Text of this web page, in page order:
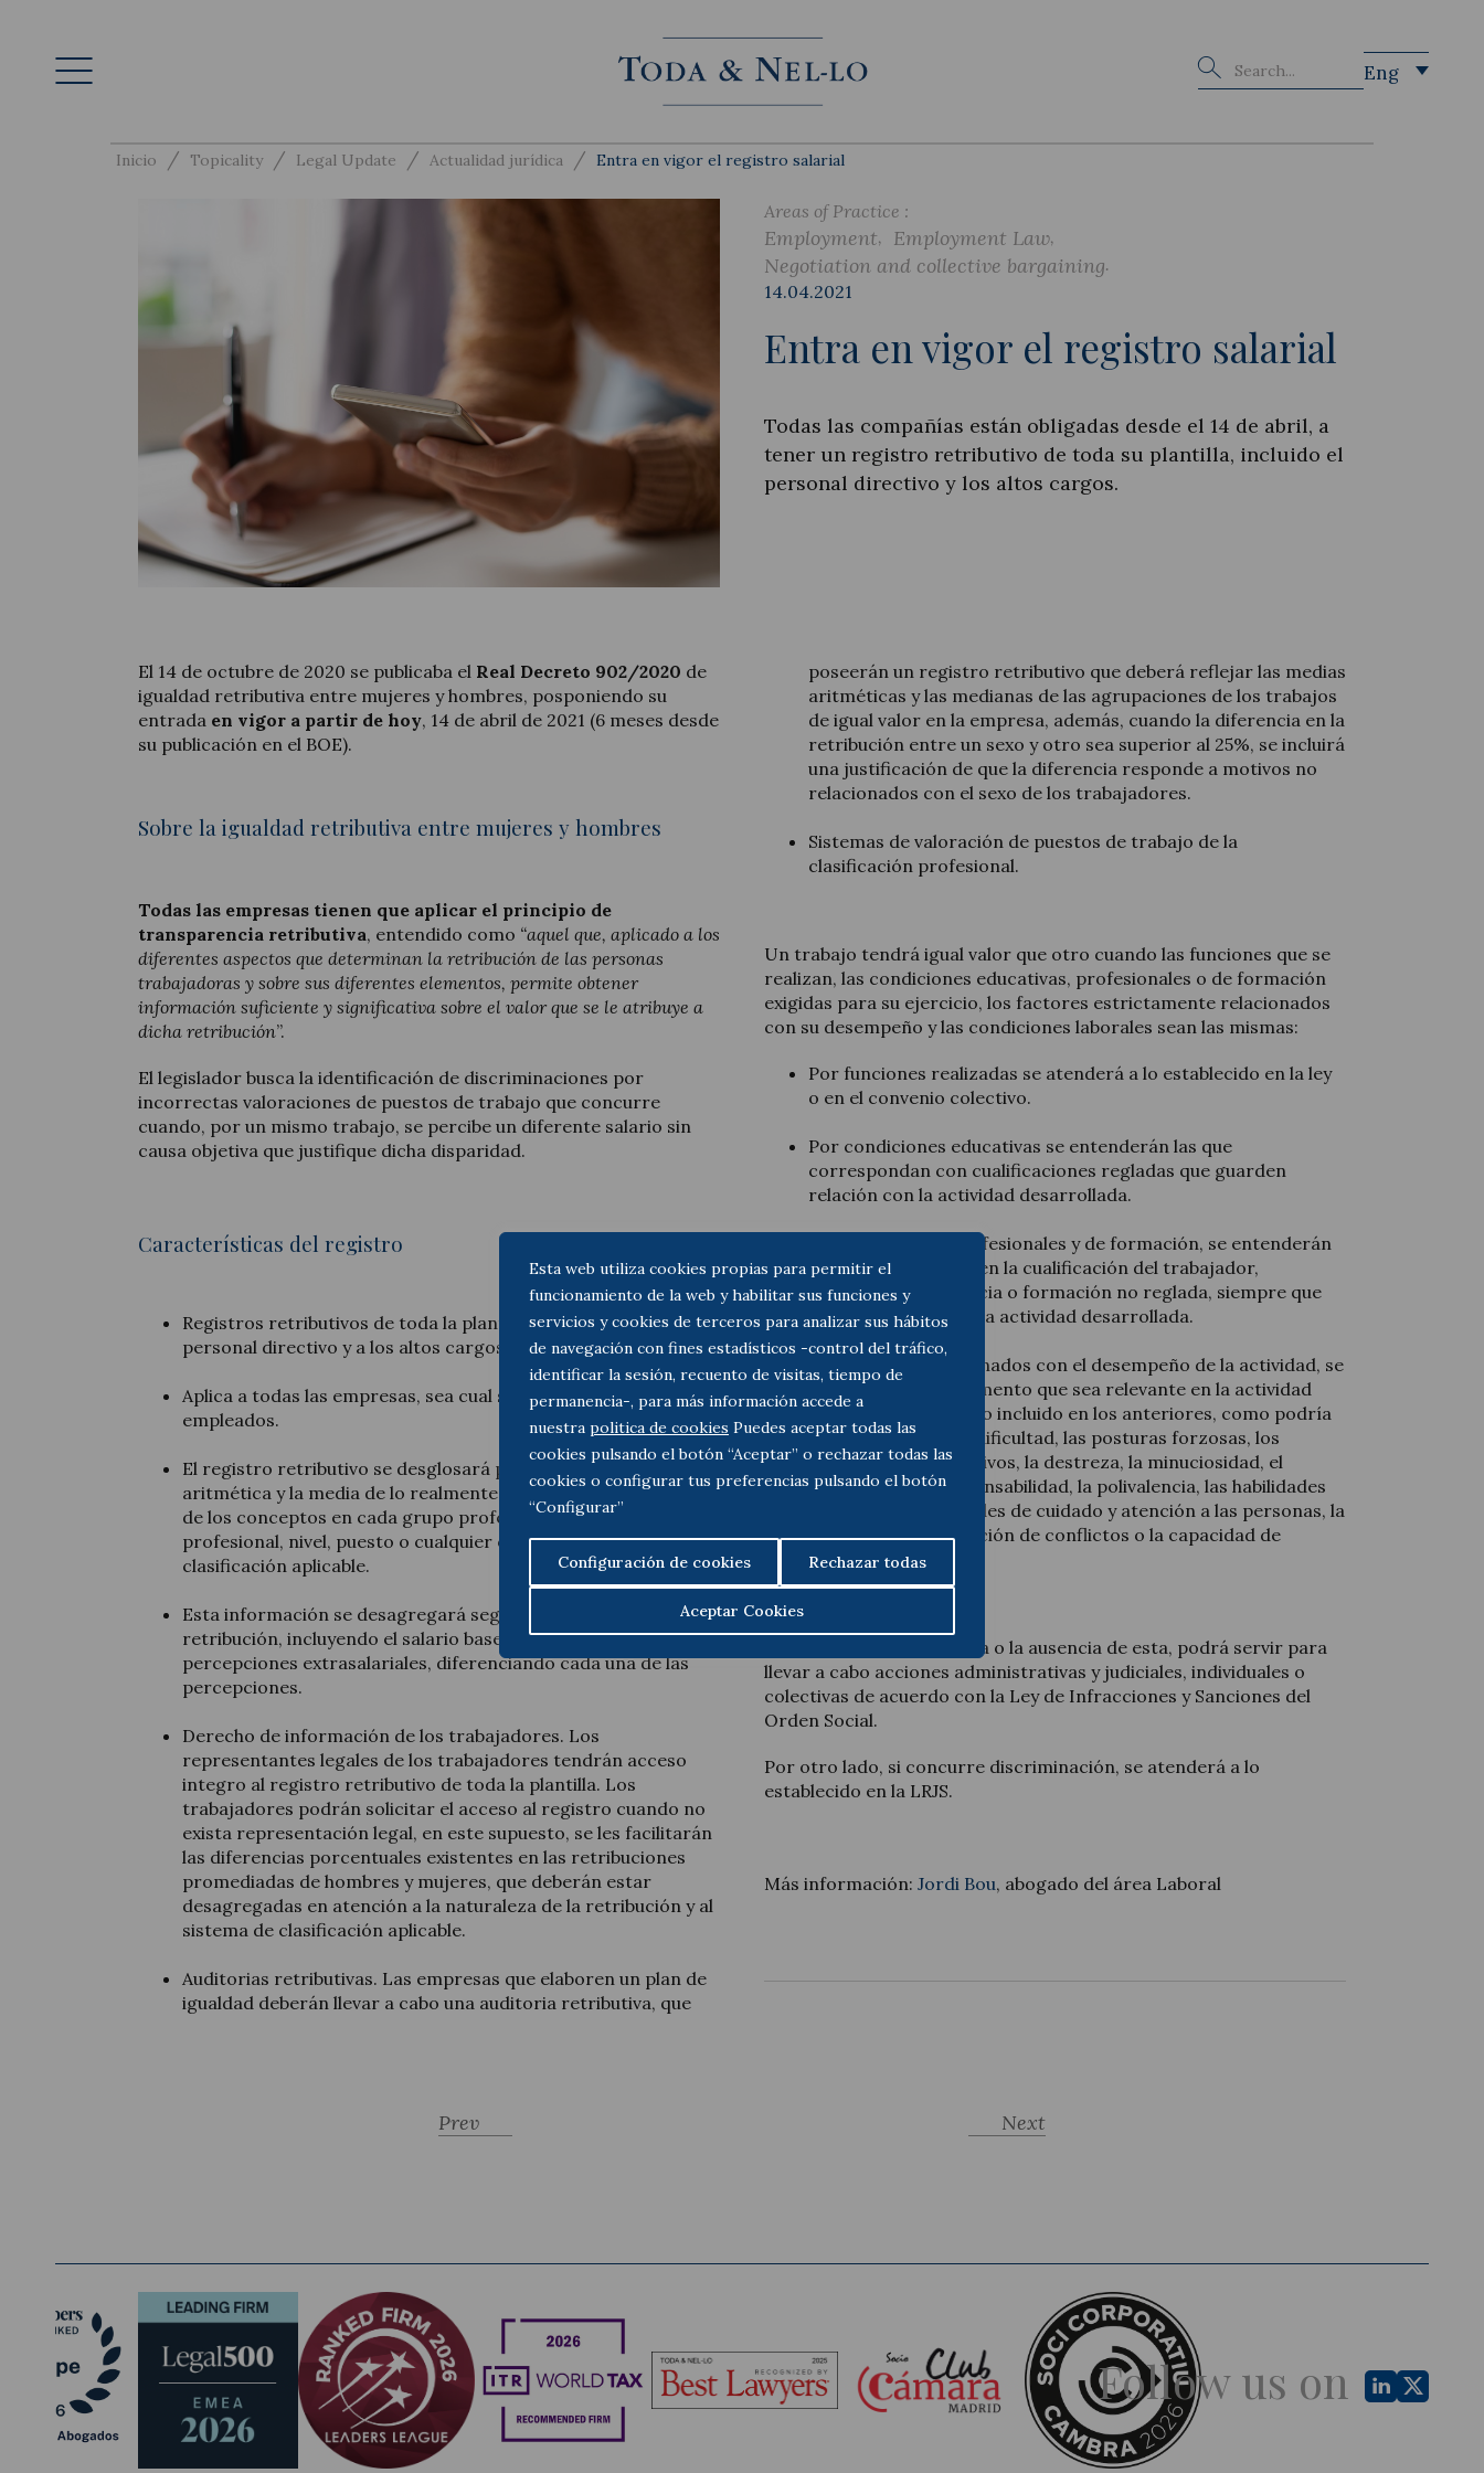
Esta web utiliza cookies propias para permitir el
funcionamiento de la web y habilitar sus funciones y
servicios y cookies de terceros para analizar sus hábitos
de navegación con fines estadísticos -control del tráfico,
identificar la sesión, recuento de visitas, tiempo de
permanencia-, para más información accede a
nuestra politica de cookies Puedes aceptar todas las
cookies pulsando el botón “Aceptar” o rechazar todas las
cookies o configurar tus preferencias pulsando el botón
“Configurar”
Configuración de cookies Rechazar todas
Aceptar Cookies
News and Articles
Buscar Eng
Inicio / Topicality / Legal Update / Actualidad jurídica / Entra en vigor el registro salarial
Areas of Practice :
Employment
Employment Law
Negotiation and collective bargaining
14.04.2021
Entra en vigor el registro salarial
Todas las compañías están obligadas desde el 14 de abril, a
tener un registro retributivo de toda su plantilla, incluido el
personal directivo y los altos cargos.
El 14 de octubre de 2020 se publicaba el Real Decreto 902/2020 de
igualdad retributiva entre mujeres y hombres, posponiendo su
entrada en vigor a partir de hoy, 14 de abril de 2021 (6 meses desde
su publicación en el BOE).
Sobre la igualdad retributiva entre mujeres y hombres
Todas las empresas tienen que aplicar el principio de
transparencia retributiva, entendido como “aquel que, aplicado a los
diferentes aspectos que determinan la retribución de las personas
trabajadoras y sobre sus diferentes elementos, permite obtener
información suficiente y significativa sobre el valor que se le atribuye a
dicha retribución”.
El legislador busca la identificación de discriminaciones por
incorrectas valoraciones de puestos de trabajo que concurre
cuando, por un mismo trabajo, se percibe un diferente salario sin
causa objetiva que justifique dicha disparidad.
Características del registro
Registros retributivos de toda la plantilla, incluyendo al
personal directivo y a los altos cargos.
Aplica a todas las empresas, sea cual sea su número de
empleados.
El registro retributivo se desglosará por sexo, con la media
aritmética y la media de lo realmente percibido por cada uno
de los conceptos en cada grupo profesional, categoría
profesional, nivel, puesto o cualquier otro sistema de
clasificación aplicable.
Esta información se desagregará según la naturaleza de la
retribución, incluyendo el salario base, los complementos y las
percepciones extrasalariales, diferenciando cada una de las
percepciones.
Derecho de información de los trabajadores. Los
representantes legales de los trabajadores tendrán acceso
integro al registro retributivo de toda la plantilla. Los
trabajadores podrán solicitar el acceso al registro cuando no
exista representación legal, en este supuesto, se les facilitarán
las diferencias porcentuales existentes en las retribuciones
promediadas de hombres y mujeres, que deberán estar
desagregadas en atención a la naturaleza de la retribución y al
sistema de clasificación aplicable.
Auditorias retributivas. Las empresas que elaboren un plan de
igualdad deberán llevar a cabo una auditoria retributiva, que
poseerán un registro retributivo que deberá reflejar las medias
aritméticas y las medianas de las agrupaciones de los trabajos
de igual valor en la empresa, además, cuando la diferencia en la
retribución entre un sexo y otro sea superior al 25%, se incluirá
una justificación de que la diferencia responde a motivos no
relacionados con el sexo de los trabajadores.
Sistemas de valoración de puestos de trabajo de la
clasificación profesional.
Un trabajo tendrá igual valor que otro cuando las funciones que se
realizan, las condiciones educativas, profesionales o de formación
exigidas para su ejercicio, los factores estrictamente relacionados
con su desempeño y las condiciones laborales sean las mismas:
Por funciones realizadas se atenderá a lo establecido en la ley
o en el convenio colectivo.
Por condiciones educativas se entenderán las que
correspondan con cualificaciones regladas que guarden
relación con la actividad desarrollada.
Por condiciones profesionales y de formación, se entenderán
aquellas que acrediten la cualificación del trabajador,
incluyendo experiencia o formación no reglada, siempre que
exista conexión con la actividad desarrollada.
Por factores relacionados con el desempeño de la actividad, se
entenderá aquel elemento que sea relevante en la actividad
desarrollada, pero no incluido en los anteriores, como podría
ser la penosidad, la dificultad, las posturas forzosas, los
movimientos repetitivos, la destreza, la minuciosidad, el
aislamiento, la responsabilidad, la polivalencia, las habilidades
sociales, las habilidades de cuidado y atención a las personas, la
capacidad de resolución de conflictos o la capacidad de
organización.
La información retributiva o la ausencia de esta, podrá servir para
llevar a cabo acciones administrativas y judiciales, individuales o
colectivas de acuerdo con la Ley de Infracciones y Sanciones del
Orden Social.
Por otro lado, si concurre discriminación, se atenderá a lo
establecido en la LRJS.
Más información: Jordi Bou, abogado del área Laboral
Next
Prev
Follow us on